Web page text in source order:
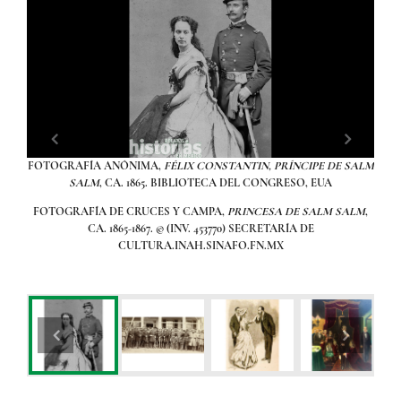
FOTOGRAFÍA ANÓNIMA, FÉLIX CONSTANTIN, PRÍNCIPE DE SALM
SALM, CA. 1865. BIBLIOTECA DEL CONGRESO, EUA
FOTOGRAFÍA DE CRUCES Y CAMPA, PRINCESA DE SALM SALM,
CA. 1865-1867. © (INV. 453770) SECRETARÍA DE
CULTURA.INAH.SINAFO.FN.MX